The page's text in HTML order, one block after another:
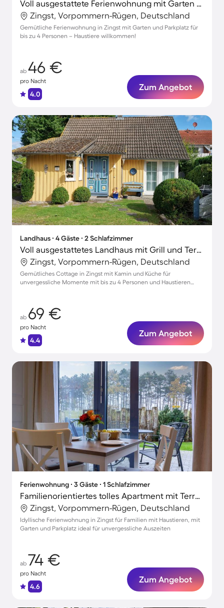
Voll ausgestattete Ferienwohnung mit Garten und Terrasse | Haustiere erlaubt
Zingst, Vorpommern-Rügen, Deutschland
Gemütliche Ferienwohnung in Zingst mit Garten und Parkplatz für
bis zu 4 Personen – Haustiere willkommen!
ab 46 €
pro Nacht
4.0
Zum Angebot
Landhaus ∙ 4 Gäste ∙ 2 Schlafzimmer
Voll ausgestattetes Landhaus mit Grill und Terrasse | Haustiere sind willkommen
Zingst, Vorpommern-Rügen, Deutschland
Gemütliches Cottage in Zingst mit Kamin und Küche für
unvergessliche Momente mit bis zu 4 Personen und Haustieren
ab 69 €
pro Nacht
4.4
Zum Angebot
Ferienwohnung ∙ 3 Gäste ∙ 1 Schlafzimmer
Familienorientiertes tolles Apartment mit Terrasse und Garten | Nah am Strand | Haustiere erlaubt
Zingst, Vorpommern-Rügen, Deutschland
Idyllische Ferienwohnung in Zingst für Familien mit Haustieren, mit
Garten und Parkplatz ideal für unvergessliche Auszeiten
ab 74 €
pro Nacht
4.6
Zum Angebot